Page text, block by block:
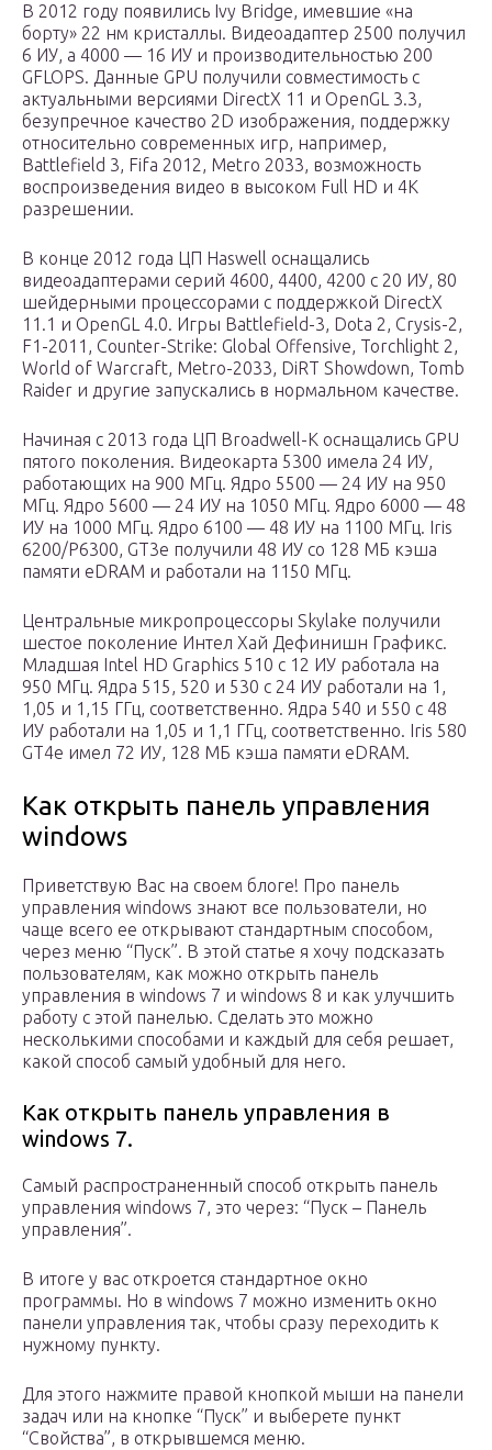
В 2012 году появились Ivy Bridge, имевшие «на
борту» 22 нм кристаллы. Видеоадаптер 2500 получил
6 ИУ, а 4000 — 16 ИУ и производительностью 200
GFLOPS. Данные GPU получили совместимость с
актуальными версиями DirectX 11 и OpenGL 3.3,
безупречное качество 2D изображения, поддержку
относительно современных игр, например,
Battlefield 3, Fifa 2012, Metro 2033, возможность
воспроизведения видео в высоком Full HD и 4K
разрешении.
В конце 2012 года ЦП Haswell оснащались
видеоадаптерами серий 4600, 4400, 4200 с 20 ИУ, 80
шейдерными процессорами с поддержкой DirectX
11.1 и OpenGL 4.0. Игры Battlefield-3, Dota 2, Crysis-2,
F1-2011, Counter-Strike: Global Offensive, Torchlight 2,
World of Warcraft, Metro-2033, DiRT Showdown, Tomb
Raider и другие запускались в нормальном качестве.
Начиная с 2013 года ЦП Broadwell-K оснащались GPU
пятого поколения. Видеокарта 5300 имела 24 ИУ,
работающих на 900 МГц. Ядро 5500 — 24 ИУ на 950
МГц. Ядро 5600 — 24 ИУ на 1050 МГц. Ядро 6000 — 48
ИУ на 1000 МГц. Ядро 6100 — 48 ИУ на 1100 МГц. Iris
6200/P6300, GT3e получили 48 ИУ со 128 МБ кэша
памяти eDRAM и работали на 1150 МГц.
Центральные микропроцессоры Skylake получили
шестое поколение Интел Хай Дефинишн Графикс.
Младшая Intel HD Graphics 510 с 12 ИУ работала на
950 МГц. Ядра 515, 520 и 530 с 24 ИУ работали на 1,
1,05 и 1,15 ГГц, соответственно. Ядра 540 и 550 с 48
ИУ работали на 1,05 и 1,1 ГГц, соответственно. Iris 580
GT4e имел 72 ИУ, 128 МБ кэша памяти eDRAM.
Как открыть панель управления
windows
Приветствую Вас на своем блоге! Про панель
управления windows знают все пользователи, но
чаще всего ее открывают стандартным способом,
через меню “Пуск”. В этой статье я хочу подсказать
пользователям, как можно открыть панель
управления в windows 7 и windows 8 и как улучшить
работу с этой панелью. Сделать это можно
несколькими способами и каждый для себя решает,
какой способ самый удобный для него.
Как открыть панель управления в
windows 7.
Самый распространенный способ открыть панель
управления windows 7, это через: “Пуск – Панель
управления”.
В итоге у вас откроется стандартное окно
программы. Но в windows 7 можно изменить окно
панели управления так, чтобы сразу переходить к
нужному пункту.
Для этого нажмите правой кнопкой мыши на панели
задач или на кнопке “Пуск” и выберете пункт
“Свойства”, в открывшемся меню.